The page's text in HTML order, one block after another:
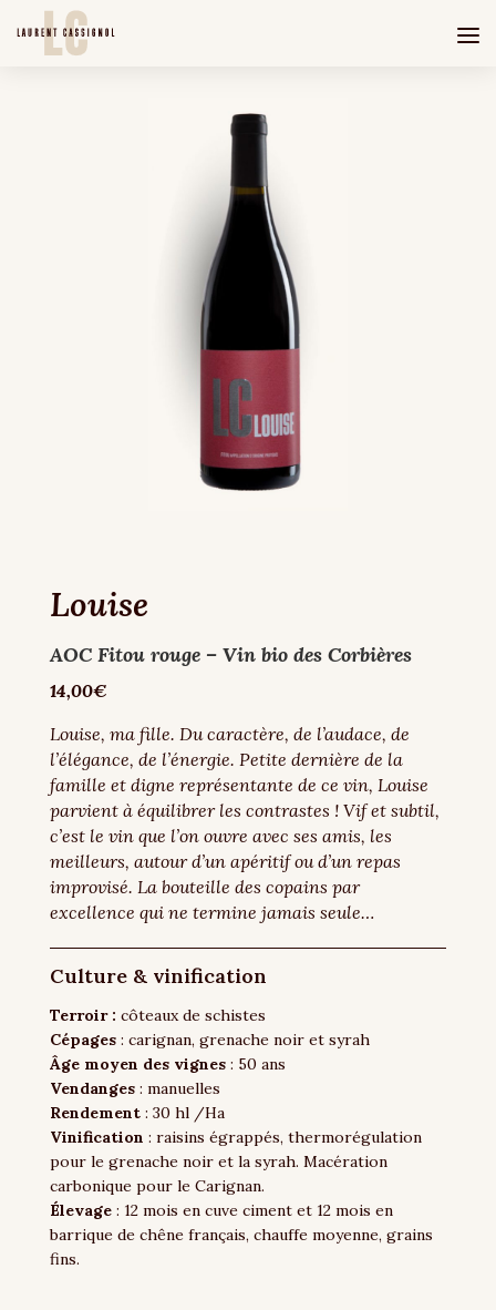
Louise
AOC Fitou rouge – Vin bio des Corbières
14,00€
Louise, ma fille. Du caractère, de l’audace, de
l’élégance, de l’énergie. Petite dernière de la
famille et digne représentante de ce vin, Louise
parvient à équilibrer les contrastes ! Vif et subtil,
c’est le vin que l’on ouvre avec ses amis, les
meilleurs, autour d’un apéritif ou d’un repas
improvisé. La bouteille des copains par
excellence qui ne termine jamais seule…
Culture & vinification
Terroir : côteaux de schistes
Cépages: carignan, grenache noir et syrah
Âge moyen des vignes: 50 ans
Vendanges: manuelles
Rendement: 30 hl /Ha
Vinification : raisins égrappés, thermorégulation
pour le grenache noir et la syrah. Macération
carbonique pour le Carignan.
Élevage: 12 mois en cuve ciment et 12 mois en
barrique de chêne français, chauffe moyenne, grains
fins.